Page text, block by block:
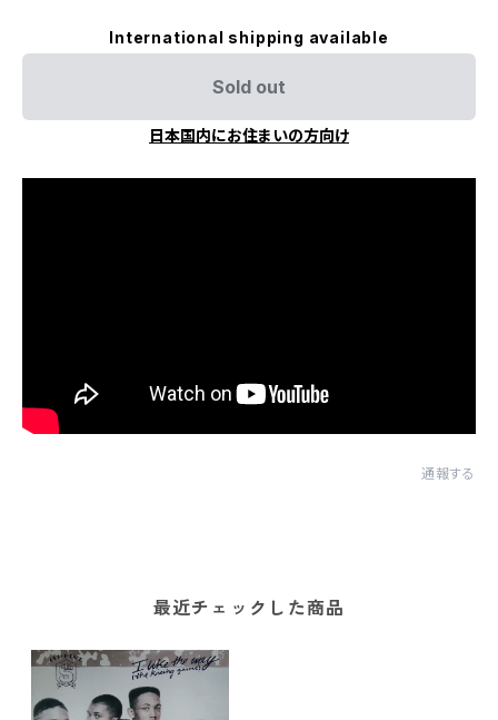
International shipping available
Sold out
日本国内にお住まいの方向け
通報する
最近チェックした商品